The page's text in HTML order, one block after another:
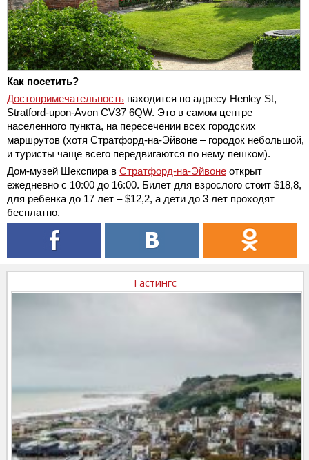
Как посетить?
Достопримечательность находится по адресу Henley St,
Stratford-upon-Avon CV37 6QW. Это в самом центре
населенного пункта, на пересечении всех городских
маршрутов (хотя Стратфорд-на-Эйвоне – городок небольшой,
и туристы чаще всего передвигаются по нему пешком).
Дом-музей Шекспира в Стратфорд-на-Эйвоне открыт
ежедневно с 10:00 до 16:00. Билет для взрослого стоит $18,8,
для ребенка до 17 лет – $12,2, а дети до 3 лет проходят
бесплатно.
Гастингс